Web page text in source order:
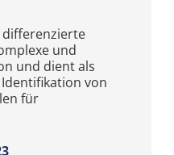
differenzierte
und
und dient als
von
für